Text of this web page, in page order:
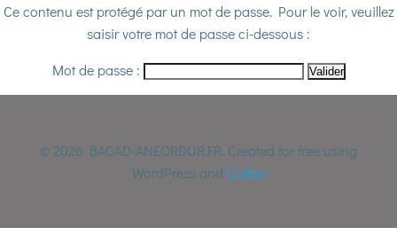
Aller
au
Ce contenu est protégé par un mot de passe. Pour le voir, veuillez
saisir votre mot de passe ci-dessous :
Mot de passe :
© 2026 BAGAD-ANEORDUR.FR. Created for free using
WordPress and Colibri